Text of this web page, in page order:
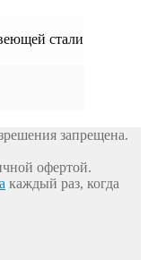
стали
запрещена.
офертой.
каждый раз, когда